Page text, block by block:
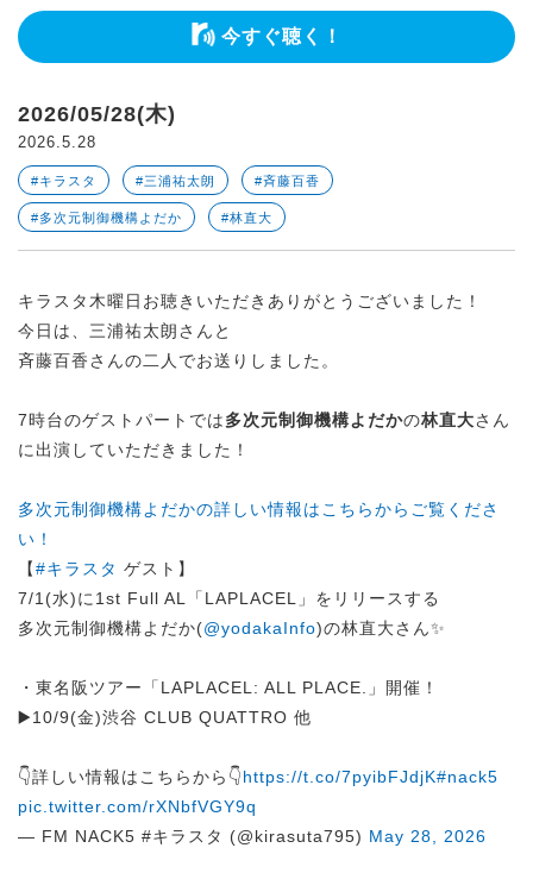
今すぐ聴く！
2026/05/28(木)
2026.5.28
#キラスタ #三浦祐太朗 #斉藤百香
#多次元制御機構よだか #林直大
キラスタ木曜日お聴きいただきありがとうございました！
今日は、三浦祐太朗さんと
斉藤百香さんの二人でお送りしました。
7時台のゲストパートでは多次元制御機構よだかの林直大さん
に出演していただきました！
多次元制御機構よだかの詳しい情報はこちらからご覧くださ
い！
【#キラスタ ゲスト】
7/1(水)に1st Full AL「LAPLACEL」をリリースする
多次元制御機構よだか(@yodakaInfo)の林直大さん✨
・東名阪ツアー「LAPLACEL: ALL PLACE.」開催！
▶️10/9(金)渋谷 CLUB QUATTRO 他
👇詳しい情報はこちらから👇https://t.co/7pyibFJdjK#nack5
pic.twitter.com/rXNbfVGY9q
— FM NACK5 #キラスタ (@kirasuta795) May 28, 2026